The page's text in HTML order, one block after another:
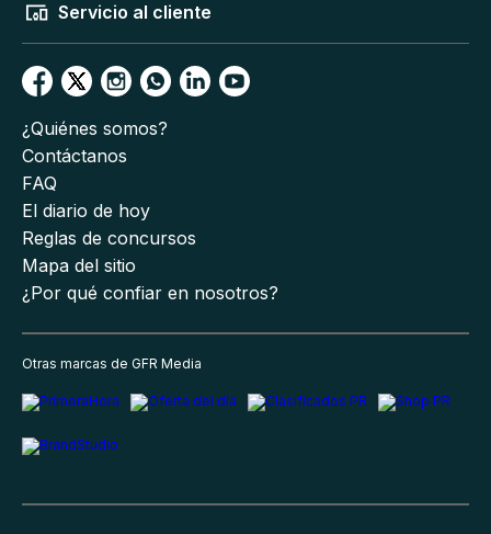
Servicio al cliente
¿Quiénes somos?
Contáctanos
FAQ
El diario de hoy
Reglas de concursos
Mapa del sitio
¿Por qué confiar en nosotros?
Otras marcas de GFR Media